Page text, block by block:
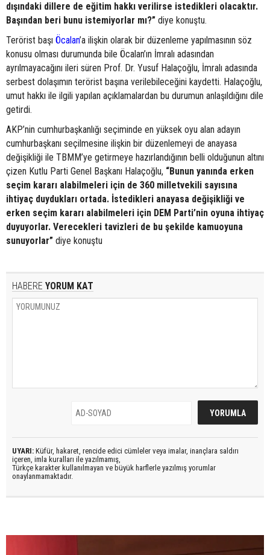
dışındaki dillere de eğitim hakkı verilirse istedikleri olacaktır.
Başından beri bunu istemiyorlar mı?” diye konuştu.
Terörist başı Öcalan’a ilişkin olarak bir düzenleme yapılmasının söz
konusu olması durumunda bile Öcalan’ın İmralı adasından
ayrılmayacağını ileri süren Prof. Dr. Yusuf Halaçoğlu, İmralı adasında
serbest dolaşımın terörist başına verilebileceğini kaydetti. Halaçoğlu,
umut hakkı ile ilgili yapılan açıklamalardan bu durumun anlaşıldığını dile
getirdi.
AKP’nin cumhurbaşkanlığı seçiminde en yüksek oyu alan adayın
cumhurbaşkanı seçilmesine ilişkin bir düzenlemeyi de anayasa
değişikliği ile TBMM’ye getirmeye hazırlandığının belli olduğunun altını
çizen Kutlu Parti Genel Başkanı Halaçoğlu, “Bunun yanında erken
seçim kararı alabilmeleri için de 360 milletvekili sayısına
ihtiyaç duydukları ortada. İstedikleri anayasa değişikliği ve
erken seçim kararı alabilmeleri için DEM Parti’nin oyuna ihtiyaç
duyuyorlar. Verecekleri tavizleri de bu şekilde kamuoyuna
sunuyorlar” diye konuştu
HABERE YORUM KAT
UYARI: Küfür, hakaret, rencide edici cümleler veya imalar, inançlara saldırı
içeren, imla kuralları ile yazılmamış,
Türkçe karakter kullanılmayan ve büyük harflerle yazılmış yorumlar
onaylanmamaktadır.